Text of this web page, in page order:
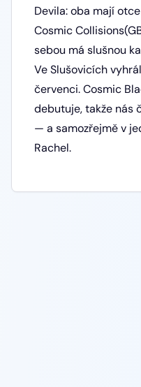
Devila: oba mají
Cosmic
sebou má slušnou
Ve Slušovicích
červenci. Cosmic
debutuje, takže nás
— a samozřejmě v
Rachel.